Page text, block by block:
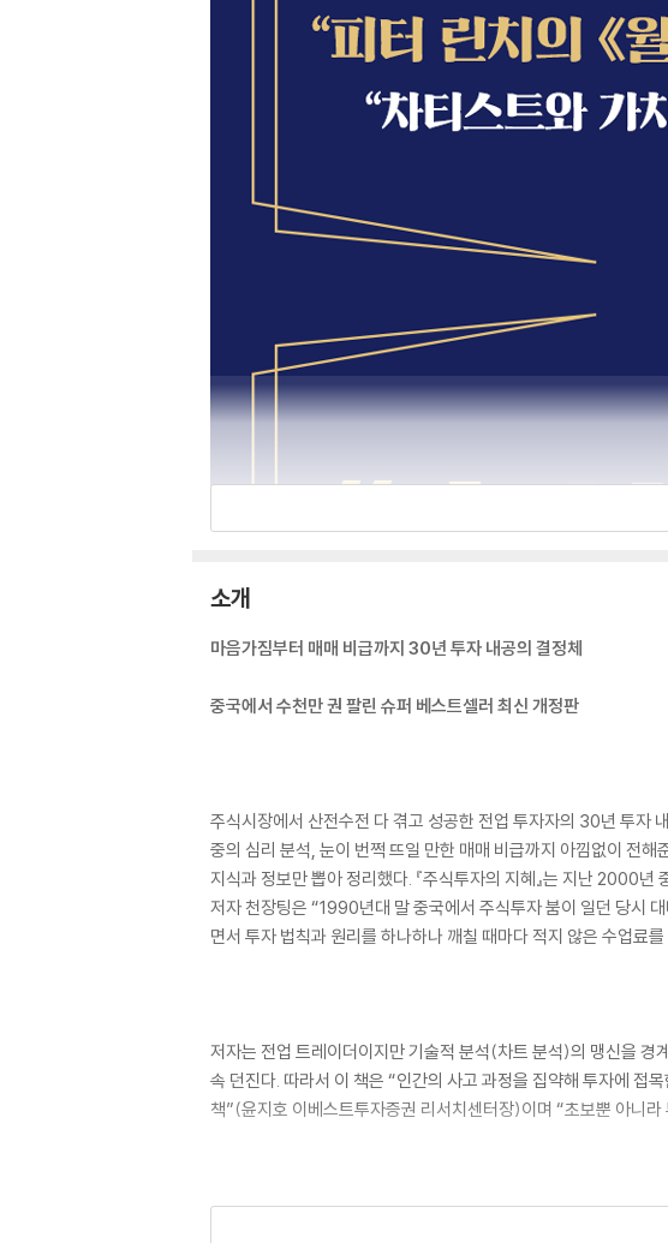
소개
마음가짐부터 매매 비급까지 30년 투자 내공의 결정체
중국에서 수천만 권 팔린 슈퍼 베스트셀러 최신 개정판
주식시장에서 산전수전 다 겪고 성공한 전업 투자자의 30년 투자
중의 심리 분석, 눈이 번쩍 뜨일 만한 매매 비급까지 아낌없이 전
지식과 정보만 뽑아 정리했다. 『주식투자의 지혜』는 지난 2000
저자 천장팅은 “1990년대 말 중국에서 주식투자 붐이 일던 당시
면서 투자 법칙과 원리를 하나하나 깨칠 때마다 적지 않은 수업료
저자는 전업 트레이더이지만 기술적 분석(차트 분석)의 맹신을 경
속 던진다. 따라서 이 책은 “인간의 사고 과정을 집약해 투자에 접
책”(윤지호 이베스트투자증권 리서치센터장)이며 “초보뿐 아니